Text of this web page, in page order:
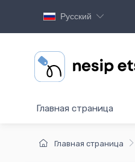
Русский
Главная страница
Главная страница